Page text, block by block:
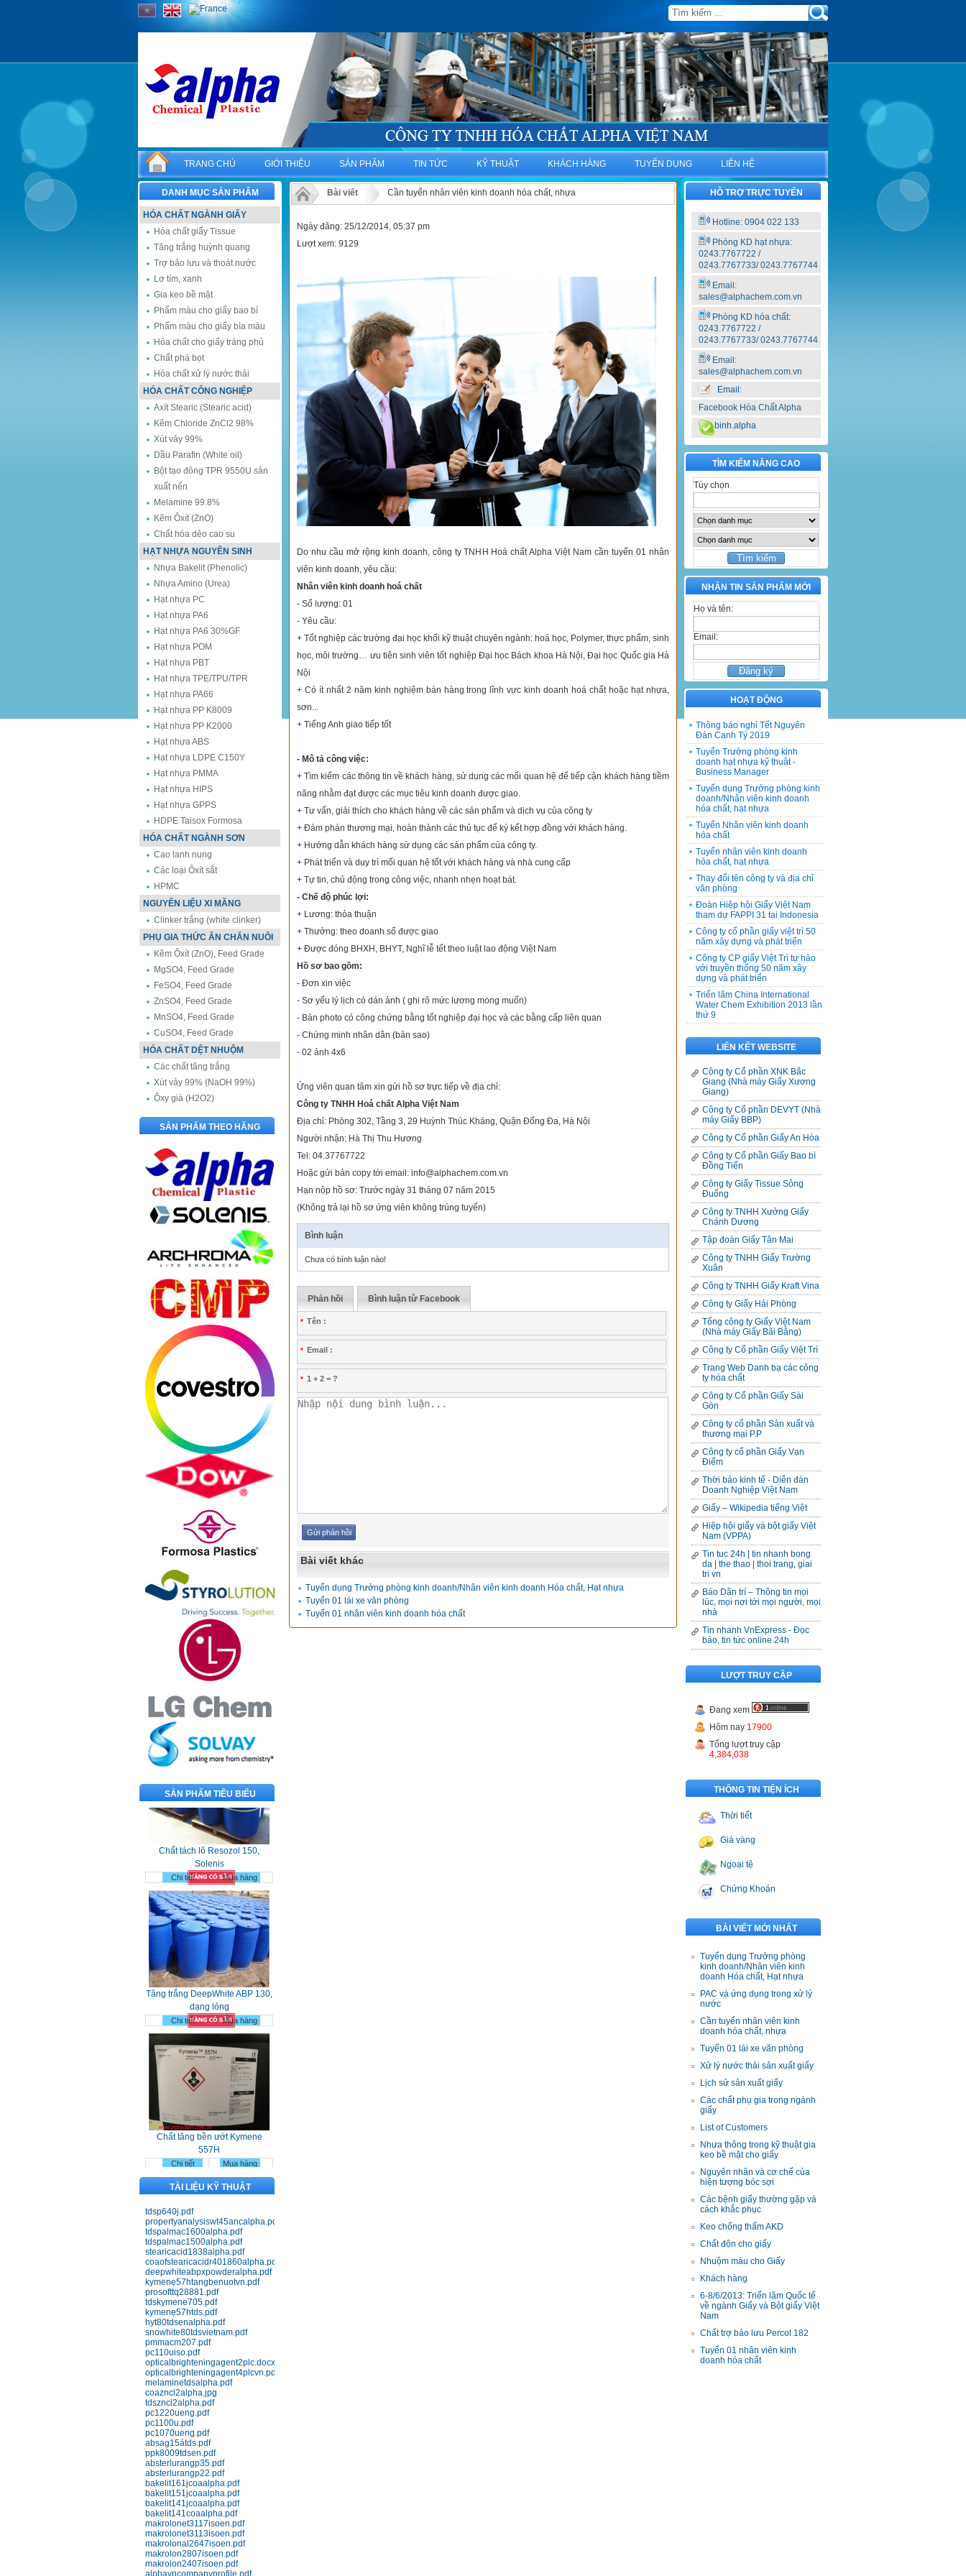
TRANG CHỦ GIỚI THIỆU SẢN PHẨM TIN TỨC KỸ THUẬT KHÁCH HÀNG TUYỂN DỤNG LIÊN HỆ
DANH MỤC SẢN PHẨM
HÓA CHẤT NGÀNH GIẤY
Hóa chất giấy Tissue
Tăng trắng huỳnh quang
Trợ bảo lưu và thoát nước
Lơ tím, xanh
Gia keo bề mặt
Phẩm màu cho giấy bao bì
Phẩm màu cho giấy bìa màu
Hóa chất cho giấy tráng phủ
Chất phá bọt
Hóa chất xử lý nước thải
HÓA CHẤT CÔNG NGHIỆP
Axít Stearic (Stearic acid)
Kẽm Chloride ZnCl2 98%
Xút vảy 99%
Dầu Parafin (White oil)
Bột tạo đông TPR 9550U sản
xuất nến
Melamine 99.8%
Kẽm Ôxít (ZnO)
Chất hóa dẻo cao su
HẠT NHỰA NGUYÊN SINH
Nhựa Bakelit (Phenolic)
Nhựa Amino (Urea)
Hạt nhựa PC
Hạt nhựa PA6
Hạt nhựa PA6 30%GF
Hạt nhựa POM
Hạt nhựa PBT
Hạt nhựa TPE/TPU/TPR
Hạt nhựa PA66
Hạt nhựa PP K8009
Hạt nhựa PP K2000
Hạt nhựa ABS
Hạt nhựa LDPE C150Y
Hạt nhựa PMMA
Hạt nhựa HIPS
Hạt nhựa GPPS
HDPE Taisox Formosa
HÓA CHẤT NGÀNH SƠN
Cao lanh nung
Các loại Ôxít sắt
HPMC
NGUYÊN LIỆU XI MĂNG
Clinker trắng (white clinker)
PHỤ GIA THỨC ĂN CHĂN NUÔI
Kẽm Ôxít (ZnO), Feed Grade
MgSO4, Feed Grade
FeSO4, Feed Grade
ZnSO4, Feed Grade
MnSO4, Feed Grade
CuSO4, Feed Grade
HÓA CHẤT DỆT NHUỘM
Các chất tăng trắng
Xút vảy 99% (NaOH 99%)
Ôxy già (H2O2)
SẢN PHẨM THEO HÃNG
SẢN PHẨM TIÊU BIỂU
Chất tách lô Resozol 150,
Solenis
Chi tiết Mua hàng
Tăng trắng DeepWhite ABP 130,
dạng lỏng
Chi tiết Mua hàng
Chất tăng bền ướt Kymene
557H
Chi tiết Mua hàng
Nhựa Bakelit 141; 141J black;
151J black; 151J red
Chi tiết Mua hàng
Nhựa Phenolic 141 (Bakelit) ép
đứng
Chi tiết
Nhựa Phenolic 141J (Bakelit) ép
phun
Chi tiết Mua hàng
TÀI LIỆU KỸ THUẬT
tdsp640j.pdf
propertyanalysiswt45ancalpha.pdf
tdspalmac1600alpha.pdf
tdspalmac1500alpha.pdf
stearicacid1838alpha.pdf
coaofstearicacidr401860alpha.pdf
deepwhiteabpxpowderalpha.pdf
kymenẹ57htangbenuotvn.pdf
prosofttq28881.pdf
tdskymene705.pdf
kymenẹ57htds.pdf
hyt80tdsenalpha.pdf
snowhite80tdsvietnam.pdf
pmmacm207.pdf
pc110uiso.pdf
opticalbrighteningagent2plc.docx
opticalbrighteningagent4plcvn.pdf
melaminetdsalpha.pdf
coazncl2alpha.jpg
tdszncl2alpha.pdf
pc1220ueng.pdf
pc1100u.pdf
pc1070ueng.pdf
absag15átds.pdf
ppk8009tdsen.pdf
absterlurangp35.pdf
absterlurangp22.pdf
bakelit161jcoaalpha.pdf
bakelit151jcoaalpha.pdf
bakelit141jcoaalpha.pdf
bakelit141coaalpha.pdf
makrolonet3117isoen.pdf
makrolonet3113isoen.pdf
makrolonal2647isoen.pdf
makrolon2807isoen.pdf
makrolon2407isoen.pdf
alphavncompanyprofile.pdf
Bài viết Cần tuyển nhân viên kinh doanh hóa chất, nhựa
Ngày đăng: 25/12/2014, 05:37 pm
Lượt xem: 9129
Do nhu cầu mở rộng kinh doanh, công ty TNHH Hoá chất Alpha Việt Nam cần tuyển 01 nhân
viên kinh doanh, yêu cầu:
Nhân viên kinh doanh hoá chất
- Số lượng: 01
- Yêu cầu:
+ Tốt nghiệp các trường đại học khối kỹ thuật chuyên ngành: hoá học, Polymer, thực phẩm, sinh
học, môi trường… ưu tiên sinh viên tốt nghiệp Đại học Bách khoa Hà Nội, Đại học Quốc gia Hà
Nội
+ Có ít nhất 2 năm kinh nghiệm bán hàng trong lĩnh vực kinh doanh hoá chất hoặc hạt nhựa,
sơn...
+ Tiếng Anh giao tiếp tốt
- Mô tả công việc:
+ Tìm kiếm các thông tin về khách hàng, sử dụng các mối quan hệ để tiếp cận khách hàng tiềm
năng nhằm đạt được các mục tiêu kinh doanh được giao.
+ Tư vấn, giải thích cho khách hàng về các sản phẩm và dịch vụ của công ty
+ Đàm phán thương mại, hoàn thành các thủ tục để ký kết hợp đồng với khách hàng.
+ Hướng dẫn khách hàng sử dụng các sản phẩm của công ty.
+ Phát triển và duy trì mối quan hệ tốt với khách hàng và nhà cung cấp
+ Tự tin, chủ động trong công việc, nhanh nhẹn hoạt bát.
- Chế độ phúc lợi:
+ Lương: thỏa thuận
+ Thưởng: theo doanh số được giao
+ Được đóng BHXH, BHYT, Nghĩ lễ tết theo luật lao động Việt Nam
Hồ sơ bao gồm:
- Đơn xin việc
- Sơ yếu lý lịch có dán ảnh ( ghi rõ mức lương mong muốn)
- Bản photo có công chứng bằng tốt nghiệp đại học và các bằng cấp liên quan
- Chứng minh nhân dân (bản sao)
- 02 ảnh 4x6
Ứng viên quan tâm xin gửi hồ sơ trực tiếp về địa chỉ:
Công ty TNHH Hoá chất Alpha Việt Nam
Địa chỉ: Phòng 302, Tầng 3, 29 Huỳnh Thúc Kháng, Quận Đống Đa, Hà Nội
Người nhận: Hà Thị Thu Hương
Tel: 04.37767722
Hoặc gửi bản copy tới email: info@alphachem.com.vn
Hạn nộp hồ sơ: Trước ngày 31 tháng 07 năm 2015
(Không trả lại hồ sơ ứng viên không trúng tuyển)
Bình luận
Chưa có bình luận nào!
Phản hồi Bình luận từ Facebook
* Tên :
* Email :
* 1 + 2 = ?
Bài viết khác
Tuyển dụng Trưởng phòng kinh doanh/Nhân viên kinh doanh Hóa chất, Hạt nhựa
Tuyển 01 lái xe văn phòng
Tuyển 01 nhân viên kinh doanh hóa chất
HỖ TRỢ TRỰC TUYẾN
Hotline: 0904 022 133
Phòng KD hạt nhựa:
0243.7767722 /
0243.7767733/ 0243.7767744
Email:
sales@alphachem.com.vn
Phòng KD hóa chất:
0243.7767722 /
0243.7767733/ 0243.7767744
Email:
sales@alphachem.com.vn
Email:
Facebook Hóa Chất Alpha
binh.alpha
TÌM KIẾM NÂNG CAO
Tùy chọn
NHẬN TIN SẢN PHẨM MỚI
Họ và tên:
Email:
HOẠT ĐỘNG
Thông báo nghỉ Tết Nguyên
Đán Canh Tý 2019
Tuyển Trưởng phòng kinh
doanh hạt nhựa kỹ thuật -
Business Manager
Tuyển dụng Trưởng phòng kinh
doanh/Nhân viên kinh doanh
hóa chất, hạt nhựa
Tuyển Nhân viên kinh doanh
hóa chất
Tuyển nhân viên kinh doanh
hóa chất, hạt nhựa
Thay đổi tên công ty và địa chỉ
văn phòng
Đoàn Hiệp hội Giấy Việt Nam
tham dự FAPPI 31 tại Indonesia
Công ty cổ phần giấy việt trì 50
năm xây dựng và phát triển
Công ty CP giấy Việt Trì tự hào
với truyền thống 50 năm xây
dựng và phát triển
Triển lãm China International
Water Chem Exhibition 2013 lần
thứ 9
LIÊN KẾT WEBSITE
Công ty Cổ phần XNK Bắc
Giang (Nhà máy Giấy Xương
Giang)
Công ty Cổ phần DEVYT (Nhà
máy Giấy BBP)
Công ty Cổ phần Giấy An Hòa
Công ty Cổ phần Giấy Bao bì
Đồng Tiến
Công ty Giấy Tissue Sông
Đuống
Công ty TNHH Xưởng Giấy
Chánh Dương
Tập đoàn Giấy Tân Mai
Công ty TNHH Giấy Trường
Xuân
Công ty TNHH Giấy Kraft Vina
Công ty Giấy Hải Phòng
Tổng công ty Giấy Việt Nam
(Nhà máy Giấy Bãi Bằng)
Công ty Cổ phần Giấy Việt Trì
Trang Web Danh bạ các công
ty hóa chất
Công ty Cổ phần Giấy Sài
Gòn
Công ty cổ phần Sản xuất và
thương mại P.P
Công ty cổ phần Giấy Vạn
Điểm
Thời báo kinh tế - Diễn đàn
Doanh Nghiệp Việt Nam
Giấy – Wikipedia tiếng Việt
Hiệp hội giấy và bột giấy Việt
Nam (VPPA)
Tin tuc 24h | tin nhanh bong
da | the thao | thoi trang, giai
tri vn
Báo Dân trí – Thông tin mọi
lúc, mọi nơi tới mọi người, mọi
nhà
Tin nhanh VnExpress - Đọc
báo, tin tức online 24h
LƯỢT TRUY CẬP
Đang xem
Hôm nay 17900
Tổng lượt truy cập
4,384,038
THÔNG TIN TIỆN ÍCH
Thời tiết
Giá vàng
Ngoại tệ
Chứng Khoán
BÀI VIẾT MỚI NHẤT
Tuyển dụng Trưởng phòng
kinh doanh/Nhân viên kinh
doanh Hóa chất, Hạt nhựa
PAC và ứng dụng trong xử lý
nước
Cần tuyển nhân viên kinh
doanh hóa chất, nhựa
Tuyển 01 lái xe văn phòng
Xử lý nước thải sản xuất giấy
Lịch sử sản xuất giấy
Các chất phụ gia trong ngành
giấy
List of Customers
Nhựa thông trong kỹ thuật gia
keo bề mặt cho giấy
Nguyên nhân và cơ chế của
hiện tượng bóc sợi
Các bệnh giấy thường gặp và
cách khắc phục
Keo chống thấm AKD
Chất độn cho giấy
Nhuộm màu cho Giấy
Khách hàng
6-8/6/2013: Triển lãm Quốc tế
về ngành Giấy và Bột giấy Việt
Nam
Chất trợ bảo lưu Percol 182
Tuyển 01 nhân viên kinh
doanh hóa chất